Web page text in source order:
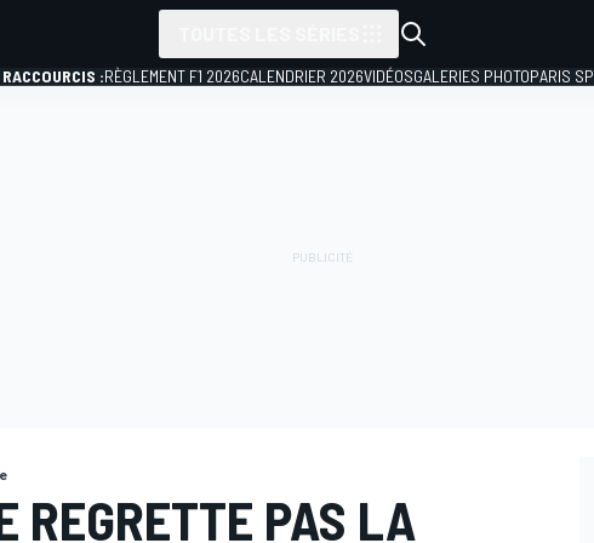
RACCOURCIS :RÈGLEMENT F1 2026CALENDRIER 2026VIDÉOSGALERIES PHOTOPARIS
REGRETTE PAS LA